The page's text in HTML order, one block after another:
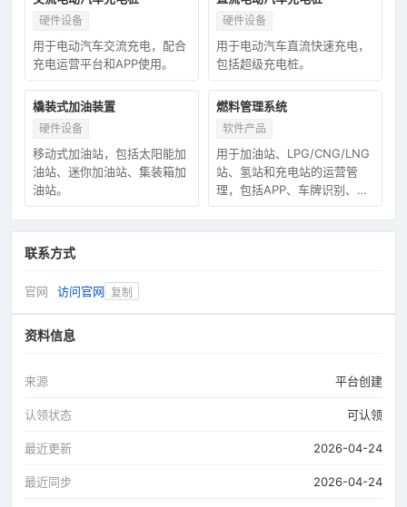
硬件设备
用于电动汽车交流充电，配合
充电运营平台和APP使用。
硬件设备
用于电动汽车直流快速充电，
包括超级充电桩。
橇装式加油装置
硬件设备
移动式加油站，包括太阳能加
油站、迷你加油站、集装箱加
油站。
燃料管理系统
软件产品
用于加油站、LPG/CNG/LNG
站、氢站和充电站的运营管
理，包括APP、车牌识别、自
联系方式
官网 访问官网 复制
资料信息
来源 平台创建
认领状态 可认领
最近更新 2026-04-24
最近同步 2026-04-24